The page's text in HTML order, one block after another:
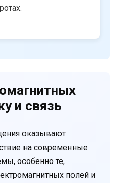
и связь
оказывают
на современные
особенно те,
полей и